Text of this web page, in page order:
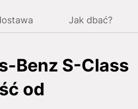
Jak dbać?
Benz S-Class
od